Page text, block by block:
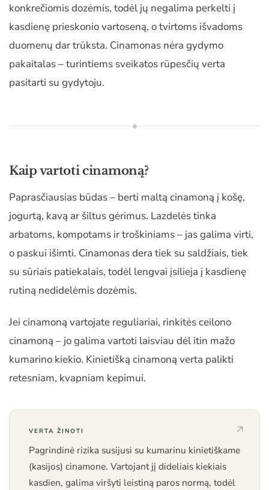
konkrečiomis dozėmis, todėl jų negalima perkelti į
kasdienę prieskonio vartoseną, o tvirtoms išvadoms
duomenų dar trūksta. Cinamonas nėra gydymo
pakaitalas – turintiems sveikatos rūpesčių verta
pasitarti su gydytoju.
✦
Kaip vartoti cinamoną?
Paprasčiausias būdas – berti maltą cinamoną į košę,
jogurtą, kavą ar šiltus gėrimus. Lazdelės tinka
arbatoms, kompotams ir troškiniams – jas galima virti,
o paskui išimti. Cinamonas dera tiek su saldžiais, tiek
su sūriais patiekalais, todėl lengvai įsilieja į kasdienę
rutiną nedidelėmis dozėmis.
Jei cinamoną vartojate reguliariai, rinkitės ceilono
cinamoną – jo galima vartoti laisviau dėl itin mažo
kumarino kiekio. Kinietišką cinamoną verta palikti
retesniam, kvapniam kepimui.
VERTA ŽINOTI
Pagrindinė rizika susijusi su kumarinu kinietiškame
(kasijos) cinamone. Vartojant jį dideliais kiekiais
kasdien, galima viršyti leistiną paros normą, todėl